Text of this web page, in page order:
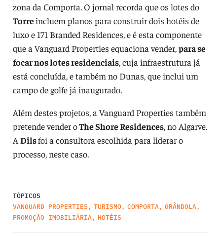
zona da Comporta. O jornal recorda que os lotes do
Torreincluem planos para construir dois hotéis de
luxo e 171 Branded Residences, e é esta componente
que a Vanguard Properties equaciona vender,para se
focar nos lotes residenciais, cuja infraestrutura já
está concluída, e também no Dunas, que inclui um
campo de golfe já inaugurado.
Além destes projetos, a Vanguard Properties também
pretende vender oThe Shore Residences, no Algarve.
A Dilsfoi a consultora escolhida para liderar o
processo, neste caso.
TÓPICOS
VANGUARD PROPERTIES , TURISMO, COMPORTA, GRÂNDOLA,
PROMOÇÃO IMOBILIÁRIA, HOTÉIS